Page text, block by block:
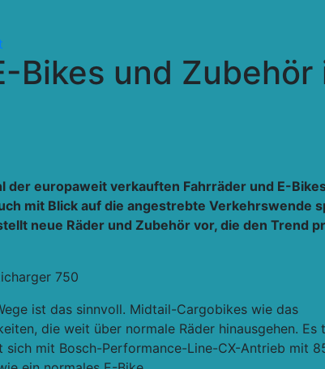
Bikes und Zubehör
der europaweit verkauften Fahrräder und E-
mit Blick auf die angestrebte Verkehrswende
neue Räder und Zubehör vor, die den Trend
750
ist das sinnvoll. Midtail-Cargobikes wie das
die weit über normale Räder hinausgehen. Es
mit Bosch-Performance-Line-CX-Antrieb mit